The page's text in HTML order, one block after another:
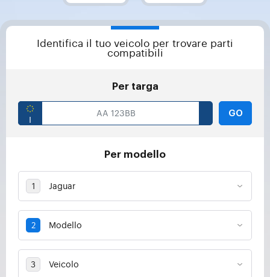
Identifica il tuo veicolo per trovare parti
compatibili
Per targa
GO
Per modello